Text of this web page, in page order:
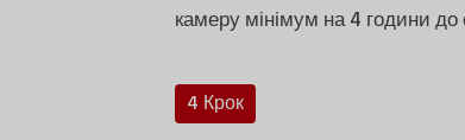
камеру мінімум на 4 години до
4 Крок